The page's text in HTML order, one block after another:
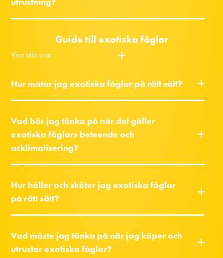
Guide till exotiska fåglar
Visa alla svar
Hur matar jag exotiska fåglar på rätt sätt?
Vad bör jag tänka på när det gäller
exotiska fåglars beteende och
acklimatisering?
Hur håller och sköter jag exotiska fåglar
på rätt sätt?
Vad måste jag tänka på när jag köper och
utrustar exotiska fåglar?